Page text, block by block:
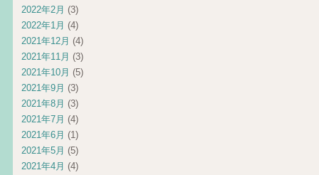
2022年2月 (3)
2022年1月 (4)
2021年12月 (4)
2021年11月 (3)
2021年10月 (5)
2021年9月 (3)
2021年8月 (3)
2021年7月 (4)
2021年6月 (1)
2021年5月 (5)
2021年4月 (4)